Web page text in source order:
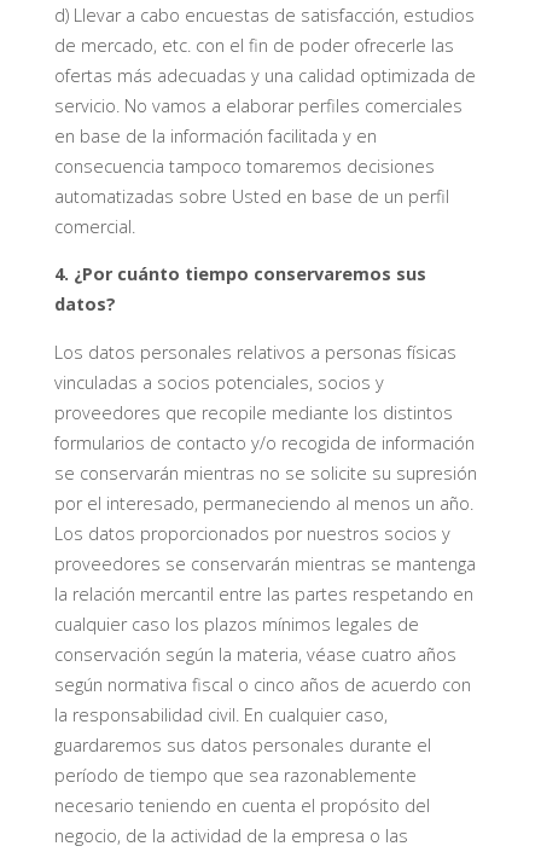
d) Llevar a cabo encuestas de satisfacción, estudios
de mercado, etc. con el fin de poder ofrecerle las
ofertas más adecuadas y una calidad optimizada de
servicio. No vamos a elaborar perfiles comerciales
en base de la información facilitada y en
consecuencia tampoco tomaremos decisiones
automatizadas sobre Usted en base de un perfil
comercial.
4. ¿Por cuánto tiempo conservaremos sus
datos?
Los datos personales relativos a personas físicas
vinculadas a socios potenciales, socios y
proveedores que recopile mediante los distintos
formularios de contacto y/o recogida de información
se conservarán mientras no se solicite su supresión
por el interesado, permaneciendo al menos un año.
Los datos proporcionados por nuestros socios y
proveedores se conservarán mientras se mantenga
la relación mercantil entre las partes respetando en
cualquier caso los plazos mínimos legales de
conservación según la materia, véase cuatro años
según normativa fiscal o cinco años de acuerdo con
la responsabilidad civil. En cualquier caso,
guardaremos sus datos personales durante el
período de tiempo que sea razonablemente
necesario teniendo en cuenta el propósito del
negocio, de la actividad de la empresa o las